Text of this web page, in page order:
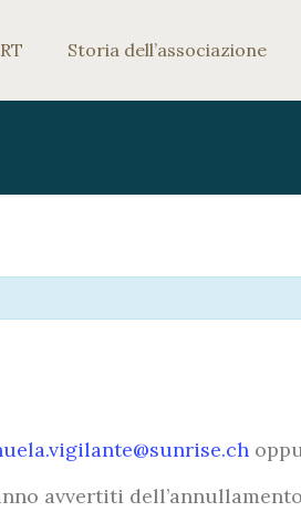
Storia dell’associazione
avvertiti